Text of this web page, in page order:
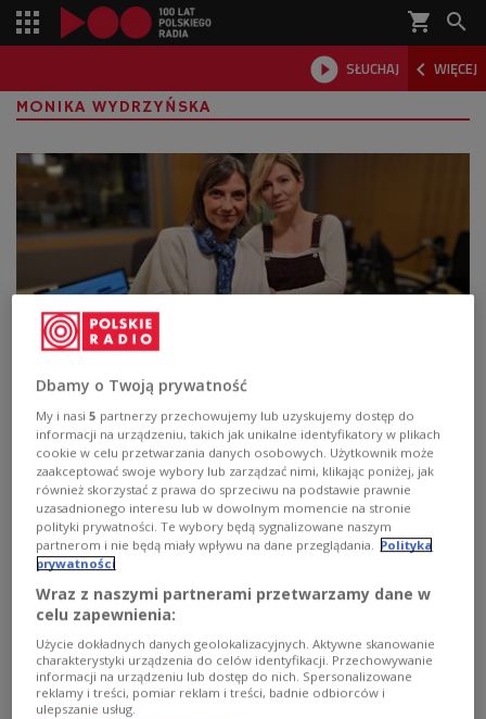
shopping_cart 
 SŁUCHAJ  WIĘCEJ

MONIKA WYDRZYŃSKA
Duet Linia Nocna powraca z nowym
singlem. "Znowu jest z przymrużeniem oka"
Linia Nocna powraca po kilku latach przerwy i
prezentuje singiel "Ogródki działkowe". To muzyczna
zapowiedź nowej EP-ki duetu Monika Wydrzyńska i
Mikołaj Trybulski. - Czuję się, jakbyśmy do końca
nigdy nie wyszli ze studia nagraniowego - mówi "Mimi".
MUZYKA
Zobacz także
Dbamy o Twoją prywatność
My i nasi5 partnerzy przechowujemy lub uzyskujemy dostęp do
informacji na urządzeniu, takich jak unikalne identyfikatory w plikach
cookie w celu przetwarzania danych osobowych. Użytkownik może
zaakceptować swoje wybory lub zarządzać nimi, klikając poniżej, jak
również skorzystać z prawa do sprzeciwu na podstawie prawnie
uzasadnionego interesu lub w dowolnym momencie na stronie
polityki prywatności. Te wybory będą sygnalizowane naszym
partnerom i nie będą miały wpływu na dane przeglądania. Polityka
prywatności
Wraz z naszymi partnerami przetwarzamy dane w
celu zapewnienia:
Użycie dokładnych danych geolokalizacyjnych. Aktywne skanowanie
charakterystyki urządzenia do celów identyfikacji. Przechowywanie
informacji na urządzeniu lub dostęp do nich. Spersonalizowane
reklamy i treści, pomiar reklam i treści, badnie odbiorców i
ulepszanie usług.